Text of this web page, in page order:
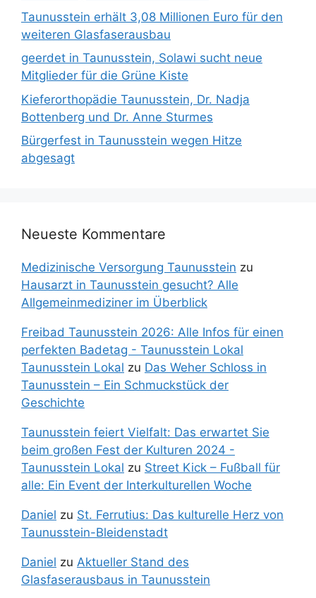
Taunusstein erhält 3,08 Millionen Euro für den
weiteren Glasfaserausbau
geerdet in Taunusstein, Solawi sucht neue
Mitglieder für die Grüne Kiste
Kieferorthopädie Taunusstein, Dr. Nadja
Bottenberg und Dr. Anne Sturmes
Bürgerfest in Taunusstein wegen Hitze
abgesagt
Neueste Kommentare
Medizinische Versorgung Taunusstein zu
Hausarzt in Taunusstein gesucht? Alle
Allgemeinmediziner im Überblick
Freibad Taunusstein 2026: Alle Infos für einen
perfekten Badetag - Taunusstein Lokal
Taunusstein Lokal zu Das Weher Schloss in
Taunusstein – Ein Schmuckstück der
Geschichte
Taunusstein feiert Vielfalt: Das erwartet Sie
beim großen Fest der Kulturen 2024 -
Taunusstein Lokal zu Street Kick – Fußball für
alle: Ein Event der Interkulturellen Woche
Daniel zu St. Ferrutius: Das kulturelle Herz von
Taunusstein-Bleidenstadt
Daniel zu Aktueller Stand des
Glasfaserausbaus in Taunusstein